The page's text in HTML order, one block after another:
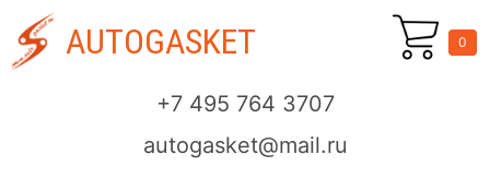
AUTOGASKET
+7 495 764 3707
autogasket@mail.ru
0